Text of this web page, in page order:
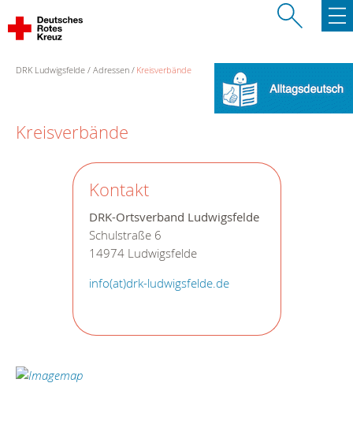
DRK Ludwigsfelde Adressen Kreisverbände
Kreisverbände
Kontakt
DRK-Ortsverband Ludwigsfelde
Schulstraße 6
14974 Ludwigsfelde
info(at)drk-ludwigsfelde.de